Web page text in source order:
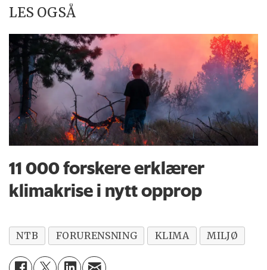
LES OGSÅ
11 000 forskere erklærer
klimakrise i nytt opprop
NTB FORURENSNING KLIMA MILJØ